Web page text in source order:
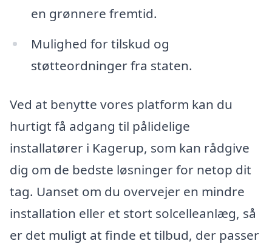
en grønnere fremtid.
Mulighed for tilskud og
støtteordninger fra staten.
Ved at benytte vores platform kan du
hurtigt få adgang til pålidelige
installatører i Kagerup, som kan rådgive
dig om de bedste løsninger for netop dit
tag. Uanset om du overvejer en mindre
installation eller et stort solcelleanlæg, så
er det muligt at finde et tilbud, der passer